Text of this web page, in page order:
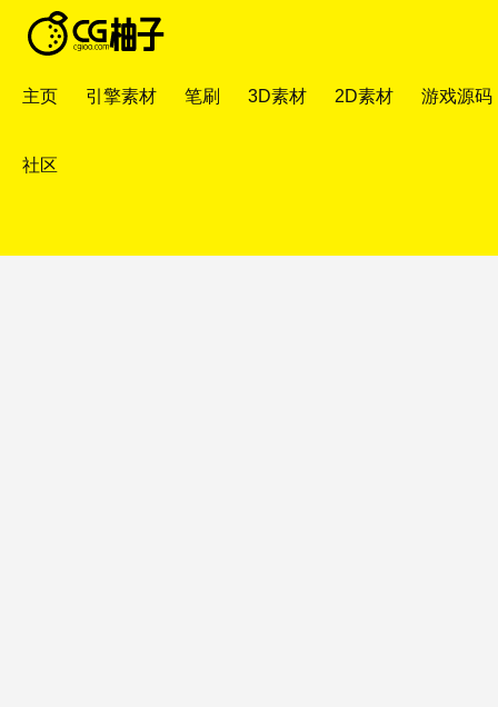
主页 引擎素材 笔刷 3D素材 2D素材 游戏源码
社区